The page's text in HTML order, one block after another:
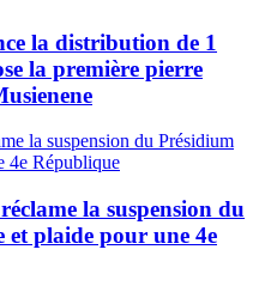
la distribution de 1
la première pierre
la suspension du
et plaide pour une 4e